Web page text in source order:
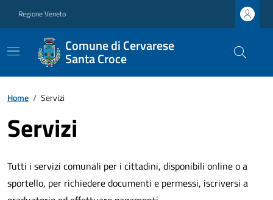
Regione Veneto
Comune di Cervarese
Santa Croce
Home / Servizi
Servizi
Tutti i servizi comunali per i cittadini, disponibili online o a
sportello, per richiedere documenti e permessi, iscriversi a